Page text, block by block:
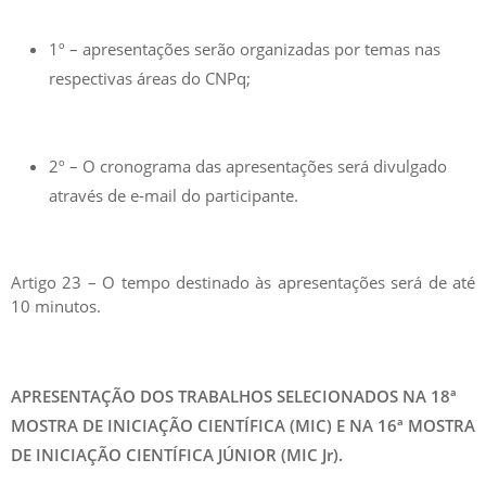
1º – apresentações serão organizadas por temas nas
respectivas áreas do CNPq;
2º – O cronograma das apresentações será divulgado
através de e-mail do participante.
Artigo 23 – O tempo destinado às apresentações será de até
10 minutos.
APRESENTAÇÃO DOS TRABALHOS SELECIONADOS NA 18ª
MOSTRA DE INICIAÇÃO CIENTÍFICA (MIC) E NA 16ª MOSTRA
DE INICIAÇÃO CIENTÍFICA JÚNIOR (MIC Jr).